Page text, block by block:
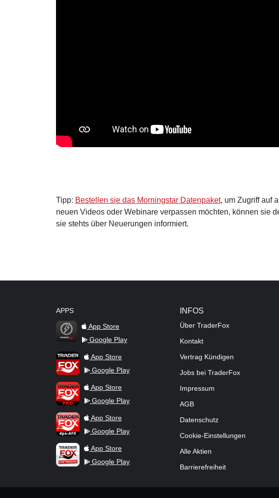
Tipp: Bestellen sie das Morningstar Datenpaket, um Zugriff auf
neuen Videos oder Webinare verpassen möchten, können sie
sie stehts über Neuerungen informiert.
APPS
TraderFox Flash
App Store
Google Play
TraderFox AppApp Store
Google Play
TraderFox ProApp Store
Google Play
TraderFox dpa-AFX ProFeed
App Store
Google Play
TraderFox Live Trading
App Store
Google Play
INFOS
Über TraderFox
Kontakt
Vertrag Kündigen
Jobs bei TraderFox
Impressum
AGB
Datenschutz
Cookie-Einstellungen
Alle Aktien
Barrierefreiheit